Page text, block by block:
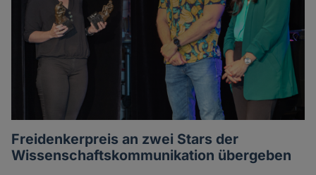
Freidenkerpreis an zwei Stars der
Wissenschaftskommunikation übergeben